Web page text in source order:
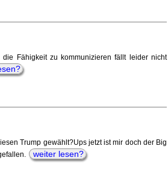
Fähigkeit zu kommunizieren fällt leider nicht
Trump gewählt?Ups jetzt ist mir doch der Big
weiter lesen?